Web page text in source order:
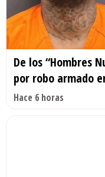
De los “Hombres
por robo armado
Hace 6 horas